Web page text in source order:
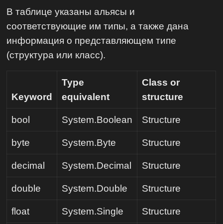
В таблице указаны альясы и
соответствующие им типы, а также дана
информация о представляющем типе
(структура или класс).
Keyword
Type
equivalent
Class or
structure
bool System.Boolean Structure
byte System.Byte Structure
decimal System.Decimal Structure
double System.Double Structure
float System.Single Structure